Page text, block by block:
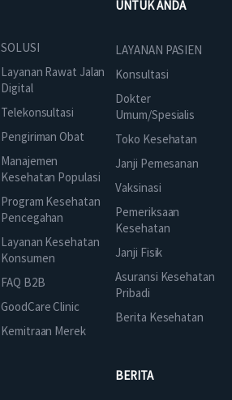
SOLUSI
Layanan Rawat Jalan
Digital
Telekonsultasi
Pengiriman Obat
Manajemen
Kesehatan Populasi
Program Kesehatan
Pencegahan
Layanan Kesehatan
Konsumen
FAQ B2B
GoodCare Clinic
Kemitraan Merek
UNTUK ANDA
LAYANAN PASIEN
Konsultasi
Dokter
Umum/Spesialis
Toko Kesehatan
Janji Pemesanan
Vaksinasi
Pemeriksaan
Kesehatan
Janji Fisik
Asuransi Kesehatan
Pribadi
Berita Kesehatan
BERITA